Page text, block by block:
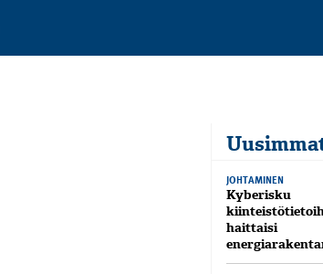
JOHTAMINEN
Kyberisku
haittaisi